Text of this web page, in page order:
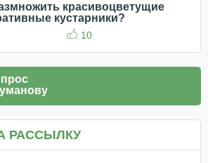
красивоцветущие
кустарники?
10
РАССЫЛКУ